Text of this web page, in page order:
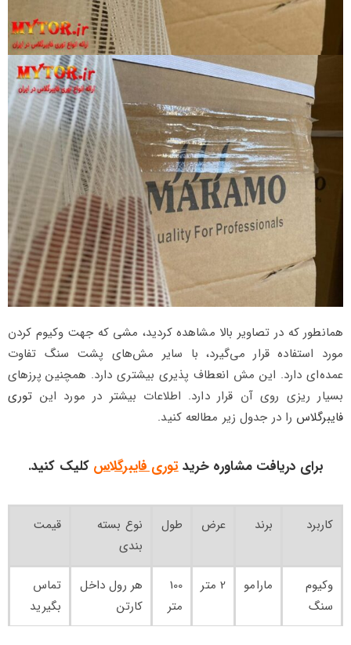
همانطور که در تصاویر بالا مشاهده کردید، مشی که جهت وکیوم کردن
مورد استفاده قرار می‌گیرد، با سایر مش‌های پشت سنگ تفاوت
عمده‌ای دارد. این مش انعطاف پذیری بیشتری دارد. همچنین پرزهای
بسیار ریزی روی آن قرار دارد. اطلاعات بیشتر در مورد این توری
فایبرگلاس را در جدول زیر مطالعه کنید.
برای دریافت مشاوره خرید توری فایبرگلاس کلیک کنید.
کاربرد برند عرض طول
نوع بسته
بندی
قیمت
وکیوم
سنگ
مارامو 2 متر
100
متر
هر رول داخل
کارتن
تماس
بگیرید